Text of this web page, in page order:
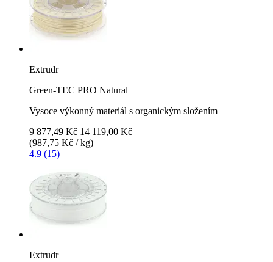
Extrudr
Green-TEC PRO Natural
Vysoce výkonný materiál s organickým složením
9 877,49 Kč 14 119,00 Kč
(987,75 Kč / kg)
4.9 (15)
Extrudr